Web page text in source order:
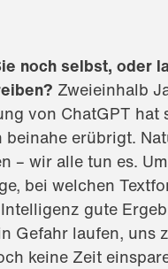
noch selbst, oder
Zweieinhalb
von ChatGPT hat
beinahe erübrigt.
– wir alle tun es.
bei welchen
gute
Gefahr laufen, uns
keine Zeit